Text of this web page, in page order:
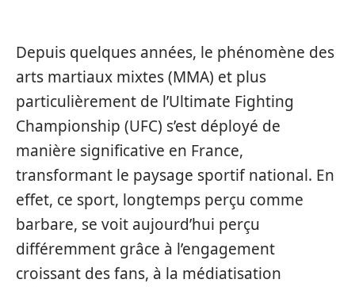
Depuis quelques années, le phénomène des
arts martiaux mixtes (MMA) et plus
particulièrement de l’Ultimate Fighting
Championship (UFC) s’est déployé de
manière significative en France,
transformant le paysage sportif national. En
effet, ce sport, longtemps perçu comme
barbare, se voit aujourd’hui perçu
différemment grâce à l’engagement
croissant des fans, à la médiatisation